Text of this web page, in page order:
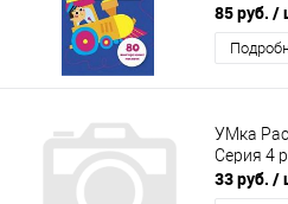
85 руб. /
УМка
Серия 4
33 руб. /